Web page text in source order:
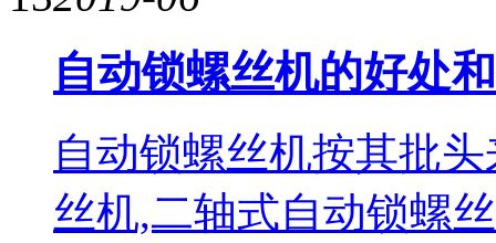
自动锁螺丝机的好处
自动锁螺丝机按其批
丝机,二轴式自动锁螺